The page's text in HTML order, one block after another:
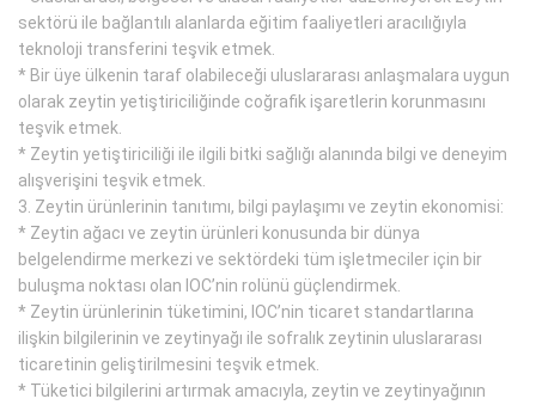
sektörü ile bağlantılı alanlarda eğitim faaliyetleri aracılığıyla
teknoloji transferini teşvik etmek.
* Bir üye ülkenin taraf olabileceği uluslararası anlaşmalara uygun
olarak zeytin yetiştiriciliğinde coğrafik işaretlerin korunmasını
teşvik etmek.
* Zeytin yetiştiriciliği ile ilgili bitki sağlığı alanında bilgi ve deneyim
alışverişini teşvik etmek.
3. Zeytin ürünlerinin tanıtımı, bilgi paylaşımı ve zeytin ekonomisi:
* Zeytin ağacı ve zeytin ürünleri konusunda bir dünya
belgelendirme merkezi ve sektördeki tüm işletmeciler için bir
buluşma noktası olan IOC’nin rolünü güçlendirmek.
* Zeytin ürünlerinin tüketimini, IOC’nin ticaret standartlarına
ilişkin bilgilerinin ve zeytinyağı ile sofralık zeytinin uluslararası
ticaretinin geliştirilmesini teşvik etmek.
* Tüketici bilgilerini artırmak amacıyla, zeytin ve zeytinyağının